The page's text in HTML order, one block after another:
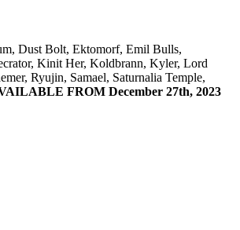
Dust Bolt, Ektomorf, Emil Bulls,
Kinit Her, Koldbrann, Kyler, Lord
Ryujin, Samael, Saturnalia Temple,
FROM December 27th, 2023